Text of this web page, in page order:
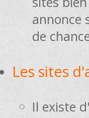
annonce
de
Les sites
Il existe